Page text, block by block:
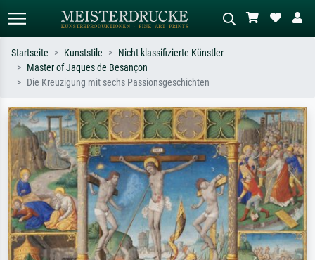
Standardsuche
oder Stilen – z.B. Monet,
Sternennacht, Impressionismus, Welle
Hokusai, Akt.
Wiese, Abstrakt mit viel Rot, Dunkles
Ölgemälde, Stehender Akt neben einem
Baum.
Startseite Kunststile
Nicht klassifizierte Künstler
Master of Jaques de Besançon
Die Kreuzigung mit sechs Passionsgeschichten